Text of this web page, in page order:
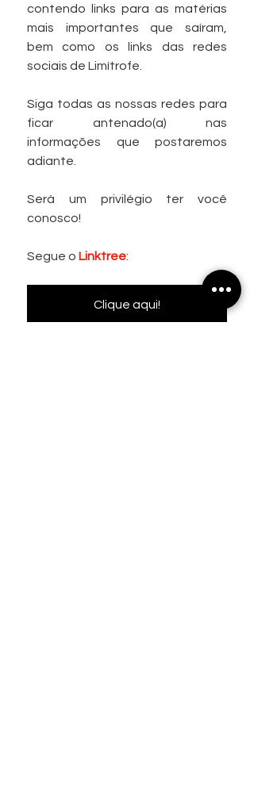
contendo links para as matérias
mais importantes que saíram,
bem como os links das redes
sociais de Limítrofe.
Siga todas as nossas redes para
ficar antenado(a) nas
informações que postaremos
adiante.
Será um privilégio ter você
conosco!
Segue o Linktree:
Clique aqui!